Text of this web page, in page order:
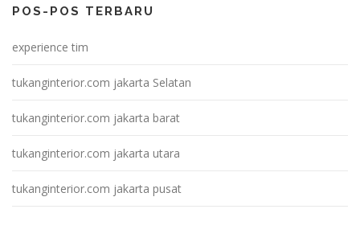
POS-POS TERBARU
experience tim
tukanginterior.com jakarta Selatan
tukanginterior.com jakarta barat
tukanginterior.com jakarta utara
tukanginterior.com jakarta pusat